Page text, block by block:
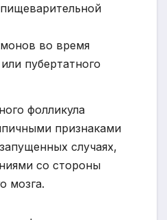
во время
пубертатного
фолликула
признаками
случаях,
со стороны
мозга.